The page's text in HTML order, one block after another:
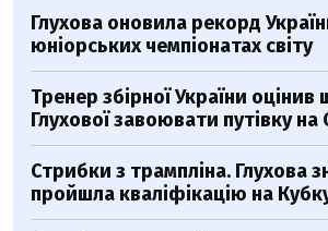
Глухова оновила рекорд
юніорських чемпіонатах світу
Тренер збірної України оцінив
Глухової завоювати путівку на
Стрибки з трампліна. Глухова
пройшла кваліфікацію на